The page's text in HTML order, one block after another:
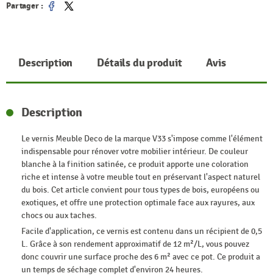
Partager :
Partager
Tweet
Description Détails du produit Avis
Description
Le vernis Meuble Deco de la marque V33 s'impose comme l'élément
indispensable pour rénover votre mobilier intérieur. De couleur
blanche à la finition satinée, ce produit apporte une coloration
riche et intense à votre meuble tout en préservant l'aspect naturel
du bois. Cet article convient pour tous types de bois, européens ou
exotiques, et offre une protection optimale face aux rayures, aux
chocs ou aux taches.
Facile d'application, ce vernis est contenu dans un récipient de 0,5
L. Grâce à son rendement approximatif de 12 m²/L, vous pouvez
donc couvrir une surface proche des 6 m² avec ce pot. Ce produit a
un temps de séchage complet d'environ 24 heures.